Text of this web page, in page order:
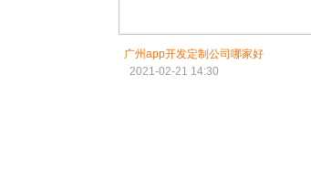
广州app开发定制公司哪家好
2021-02-21 14:30